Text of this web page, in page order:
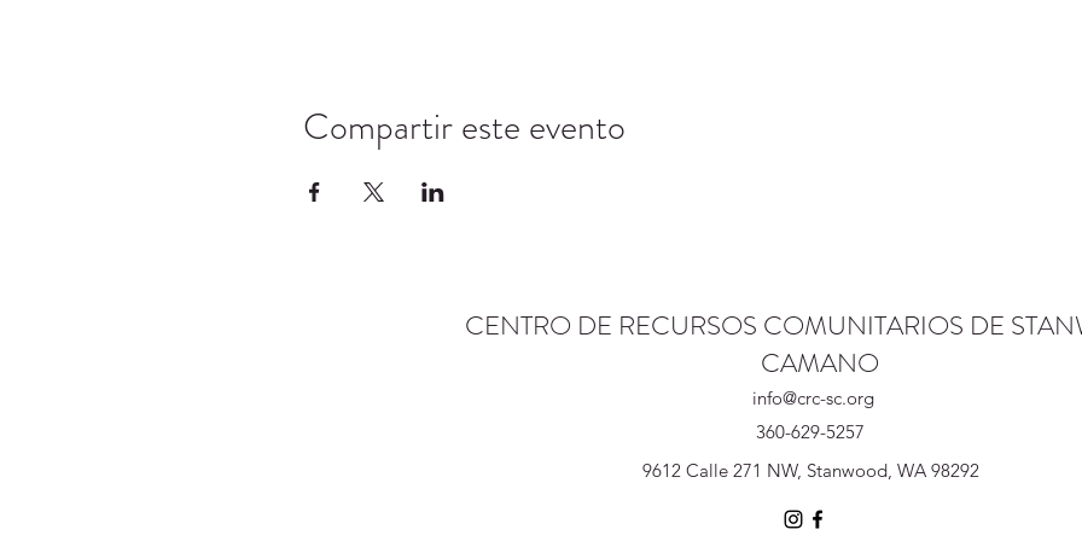
Compartir este evento
CENTRO DE RECURSOS COMUNITARIOS DE
CAMANO
info@crc-sc.org
360-629-5257
9612 Calle 271 NW, Stanwood, WA 98292